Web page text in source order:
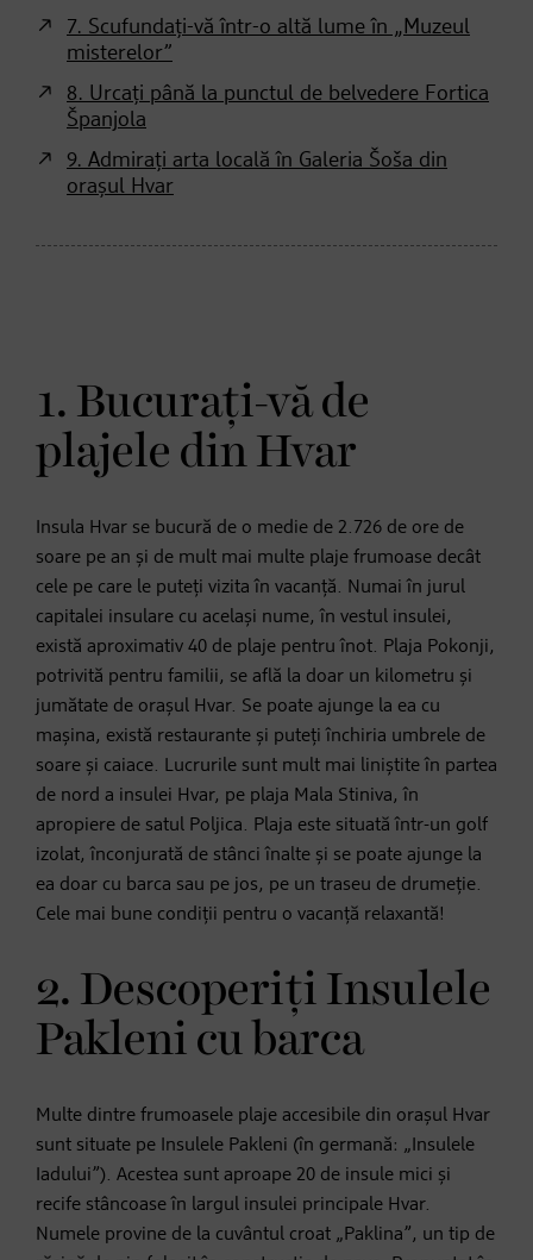
7. Scufundați-vă într-o altă lume în „Muzeul
misterelor”
8. Urcați până la punctul de belvedere Fortica
Španjola
9. Admirați arta locală în Galeria Šoša din
orașul Hvar
1. Bucurați-vă de
plajele din Hvar
Insula Hvar se bucură de o medie de 2.726 de ore de
soare pe an și de mult mai multe plaje frumoase decât
cele pe care le puteți vizita în vacanță. Numai în jurul
capitalei insulare cu același nume, în vestul insulei,
există aproximativ 40 de plaje pentru înot. Plaja Pokonji,
potrivită pentru familii, se află la doar un kilometru și
jumătate de orașul Hvar. Se poate ajunge la ea cu
mașina, există restaurante și puteți închiria umbrele de
soare și caiace. Lucrurile sunt mult mai liniștite în partea
de nord a insulei Hvar, pe plaja Mala Stiniva, în
apropiere de satul Poljica. Plaja este situată într-un golf
izolat, înconjurată de stânci înalte și se poate ajunge la
ea doar cu barca sau pe jos, pe un traseu de drumeție.
Cele mai bune condiții pentru o vacanță relaxantă!
2. Descoperiți Insulele
Pakleni cu barca
Multe dintre frumoasele plaje accesibile din orașul Hvar
sunt situate pe Insulele Pakleni (în germană: „Insulele
Iadului”). Acestea sunt aproape 20 de insule mici și
recife stâncoase în largul insulei principale Hvar.
Numele provine de la cuvântul croat „Paklina”, un tip de